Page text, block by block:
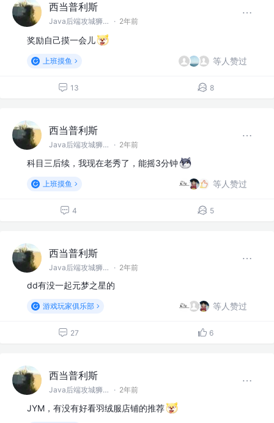
西当普利斯
Java后端攻城狮 @阿巴巴巴 · 2年前
奖励自己摸一会儿
上班摸鱼 等人赞过
13 8
西当普利斯
Java后端攻城狮 @阿巴巴巴 · 2年前
科目三后续，我现在老秀了，能摇3分钟
上班摸鱼 等人赞过
4 5
西当普利斯
Java后端攻城狮 @阿巴巴巴 · 2年前
dd有没一起元梦之星的
游戏玩家俱乐部 等人赞过
27 6
西当普利斯
Java后端攻城狮 @阿巴巴巴 · 2年前
JYM，有没有好看羽绒服店铺的推荐